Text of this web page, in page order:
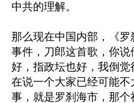
中共的理解。
那么现在中国内部，《
事件，刀郎这首歌，你
好，指政坛也好，我倒
在说一个大家已经可能
事，就是罗刹海市，那